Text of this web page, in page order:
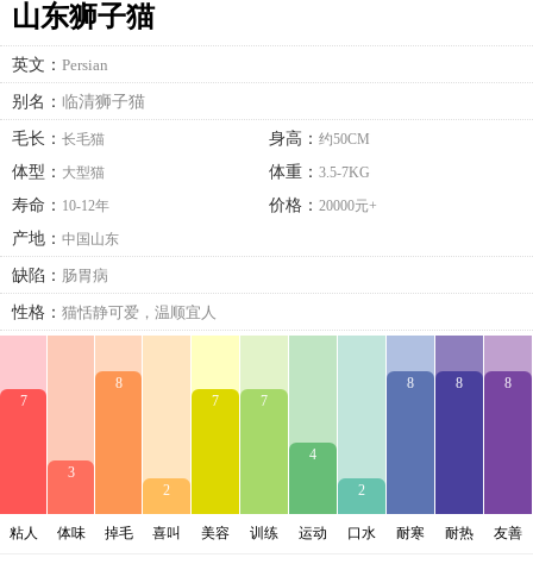
山东狮子猫
英文： Persian
别名： 临清狮子猫
毛长： 长毛猫 身高：约50CM
体型： 大型猫 体重：3.5-7KG
寿命： 10-12年 价格：20000元+
产地： 中国山东
缺陷： 肠胃病
性格： 猫恬静可爱，温顺宜人
7
3
8
2
7 7
4
2
8 8 8
粘人 体味 掉毛 喜叫 美容 训练 运动 口水 耐寒 耐热 友善